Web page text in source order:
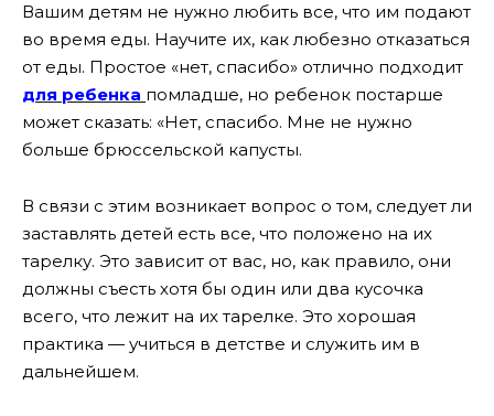
Вашим детям не нужно любить все, что им подают
во время еды. Научите их, как любезно отказаться
от еды. Простое «нет, спасибо» отлично подходит
для ребенка помладше, но ребенок постарше
может сказать: «Нет, спасибо. Мне не нужно
больше брюссельской капусты.
В связи с этим возникает вопрос о том, следует ли
заставлять детей есть все, что положено на их
тарелку. Это зависит от вас, но, как правило, они
должны съесть хотя бы один или два кусочка
всего, что лежит на их тарелке. Это хорошая
практика — учиться в детстве и служить им в
дальнейшем.